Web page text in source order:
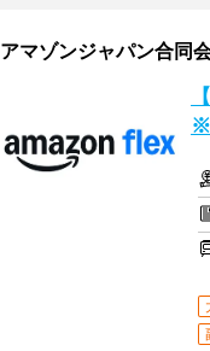
アマゾンジャパン合同
※